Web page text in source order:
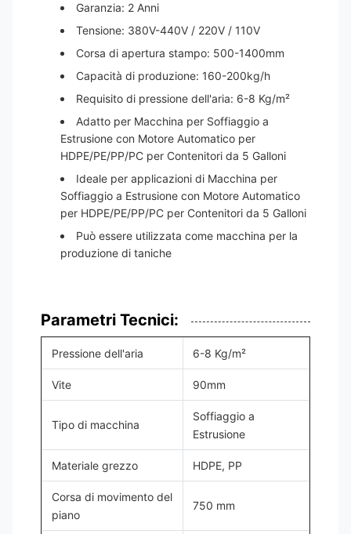
Garanzia: 2 Anni
Tensione: 380V-440V / 220V / 110V
Corsa di apertura stampo: 500-1400mm
Capacità di produzione: 160-200kg/h
Requisito di pressione dell'aria: 6-8 Kg/m²
Adatto per Macchina per Soffiaggio a
Estrusione con Motore Automatico per
HDPE/PE/PP/PC per Contenitori da 5 Galloni
Ideale per applicazioni di Macchina per
Soffiaggio a Estrusione con Motore Automatico
per HDPE/PE/PP/PC per Contenitori da 5 Galloni
Può essere utilizzata come macchina per la
produzione di taniche
Parametri Tecnici:
Pressione dell'aria 6-8 Kg/m²
Vite 90mm
Tipo di macchina
Soffiaggio a
Estrusione
Materiale grezzo HDPE, PP
Corsa di movimento del
piano
750 mm